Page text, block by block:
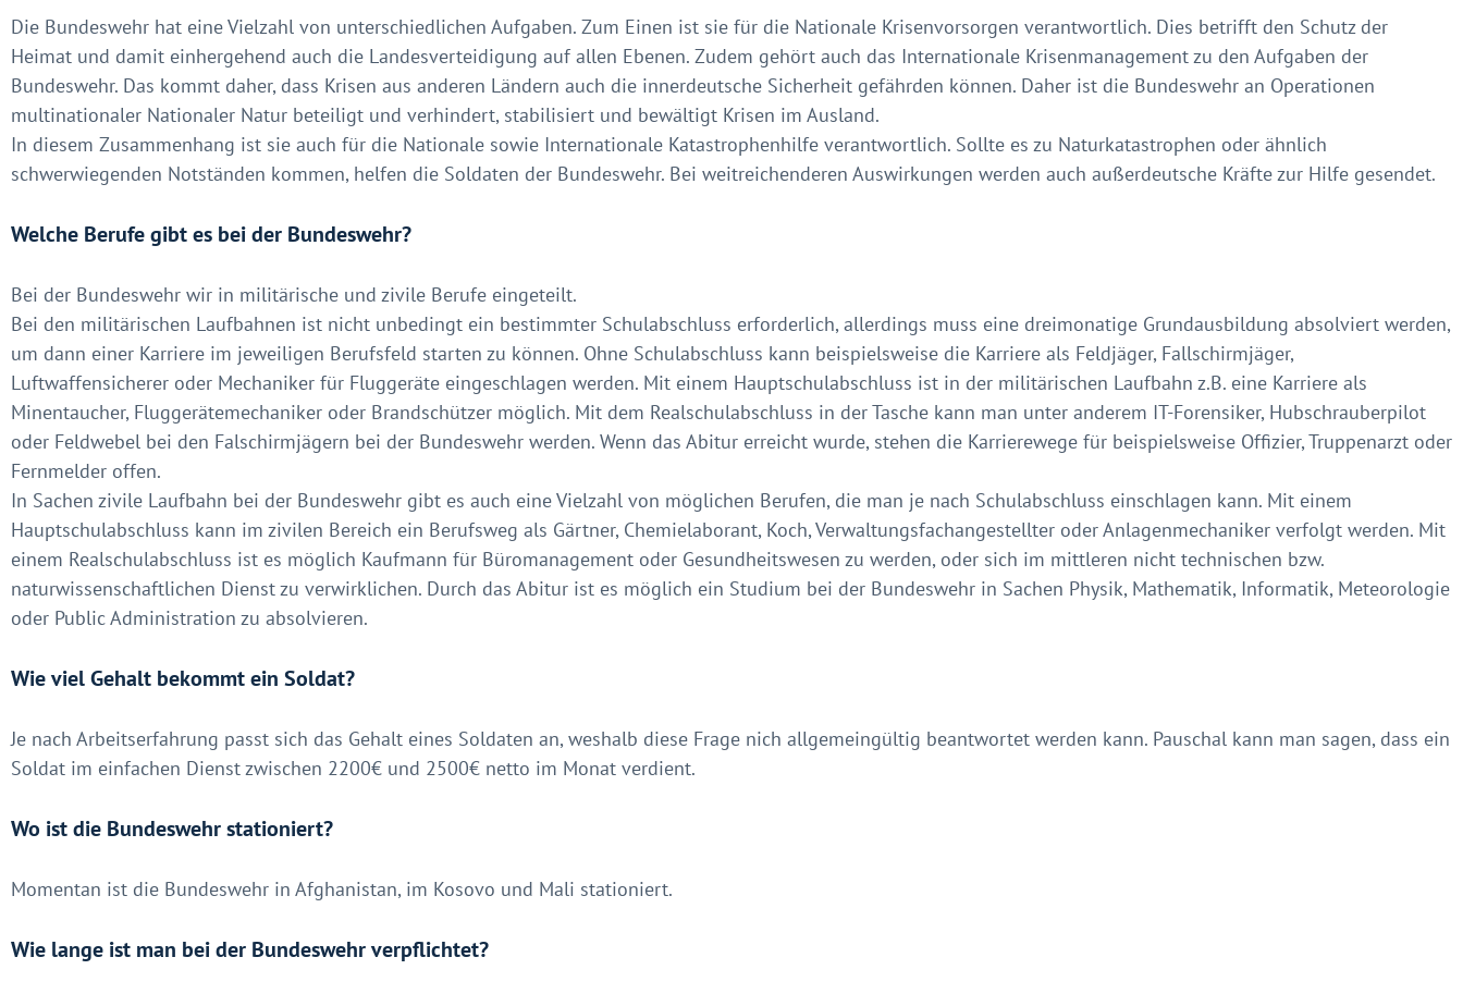
Die Bundeswehr hat eine Vielzahl von unterschiedlichen Aufgaben. Zum Einen ist sie für die Nationale Krisenvorsorgen verantwortlich. Dies betrifft den Schutz der
Heimat und damit einhergehend auch die Landesverteidigung auf allen Ebenen. Zudem gehört auch das Internationale Krisenmanagement zu den Aufgaben der
Bundeswehr. Das kommt daher, dass Krisen aus anderen Ländern auch die innerdeutsche Sicherheit gefährden können. Daher ist die Bundeswehr an Operationen
multinationaler Nationaler Natur beteiligt und verhindert, stabilisiert und bewältigt Krisen im Ausland.
In diesem Zusammenhang ist sie auch für die Nationale sowie Internationale Katastrophenhilfe verantwortlich. Sollte es zu Naturkatastrophen oder ähnlich
schwerwiegenden Notständen kommen, helfen die Soldaten der Bundeswehr. Bei weitreichenderen Auswirkungen werden auch außerdeutsche Kräfte zur Hilfe gesendet.
Welche Berufe gibt es bei der Bundeswehr?
Bei der Bundeswehr wir in militärische und zivile Berufe eingeteilt.
Bei den militärischen Laufbahnen ist nicht unbedingt ein bestimmter Schulabschluss erforderlich, allerdings muss eine dreimonatige Grundausbildung absolviert werden,
um dann einer Karriere im jeweiligen Berufsfeld starten zu können. Ohne Schulabschluss kann beispielsweise die Karriere als Feldjäger, Fallschirmjäger,
Luftwaffensicherer oder Mechaniker für Fluggeräte eingeschlagen werden. Mit einem Hauptschulabschluss ist in der militärischen Laufbahn z.B. eine Karriere als
Minentaucher, Fluggerätemechaniker oder Brandschützer möglich. Mit dem Realschulabschluss in der Tasche kann man unter anderem IT-Forensiker, Hubschrauberpilot
oder Feldwebel bei den Falschirmjägern bei der Bundeswehr werden. Wenn das Abitur erreicht wurde, stehen die Karrierewege für beispielsweise Offizier, Truppenarzt oder
Fernmelder offen.
In Sachen zivile Laufbahn bei der Bundeswehr gibt es auch eine Vielzahl von möglichen Berufen, die man je nach Schulabschluss einschlagen kann. Mit einem
Hauptschulabschluss kann im zivilen Bereich ein Berufsweg als Gärtner, Chemielaborant, Koch, Verwaltungsfachangestellter oder Anlagenmechaniker verfolgt werden. Mit
einem Realschulabschluss ist es möglich Kaufmann für Büromanagement oder Gesundheitswesen zu werden, oder sich im mittleren nicht technischen bzw.
naturwissenschaftlichen Dienst zu verwirklichen. Durch das Abitur ist es möglich ein Studium bei der Bundeswehr in Sachen Physik, Mathematik, Informatik, Meteorologie
oder Public Administration zu absolvieren.
Wie viel Gehalt bekommt ein Soldat?
Je nach Arbeitserfahrung passt sich das Gehalt eines Soldaten an, weshalb diese Frage nich allgemeingültig beantwortet werden kann. Pauschal kann man sagen, dass ein
Soldat im einfachen Dienst zwischen 2200€ und 2500€ netto im Monat verdient.
Wo ist die Bundeswehr stationiert?
Momentan ist die Bundeswehr in Afghanistan, im Kosovo und Mali stationiert.
Wie lange ist man bei der Bundeswehr verpflichtet?